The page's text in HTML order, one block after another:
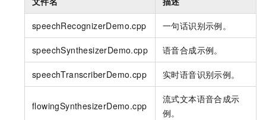
speechRecognizerDemo.cpp 一句话识别示例。
speechSynthesizerDemo.cpp 语音合成示例。
speechTranscriberDemo.cpp 实时语音识别示例。
flowingSynthesizerDemo.cpp
流式文本语音合成示
例。